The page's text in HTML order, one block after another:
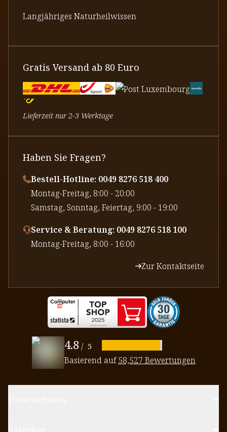
Langjähriges Naturheilwissen
Gratis Versand ab 80 Euro
Lieferzeit nur 2-3 Werktage
Haben Sie Fragen?
Bestell-Hotline: 0049 8276 518 400
⁠Montag-Freitag, 8:00 - 20:00
⁠Samstag, Sonntag, Feiertag, 9:00 - 19:00
Service & Beratung: 0049 8276 518 100
⁠Montag-Freitag, 8:00 - 16:00
Zur Kontaktseite
4.8 / 5
Basierend auf58,527 Bewertungen